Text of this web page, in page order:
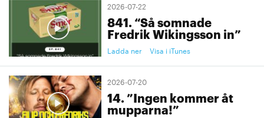
2026-07-22
841. “Så somnade
Fredrik Wikingsson in”
Ladda ner Visa i iTunes
2026-07-20
14. ”Ingen kommer åt
mupparna!”